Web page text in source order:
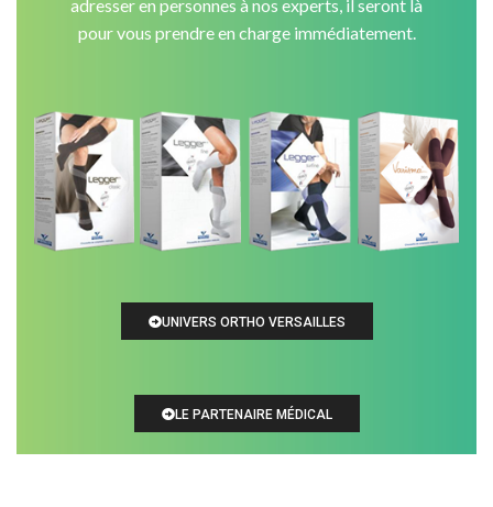
adresser en personnes à nos experts, il seront là
pour vous prendre en charge immédiatement.
UNIVERS ORTHO VERSAILLES
LE PARTENAIRE MÉDICAL